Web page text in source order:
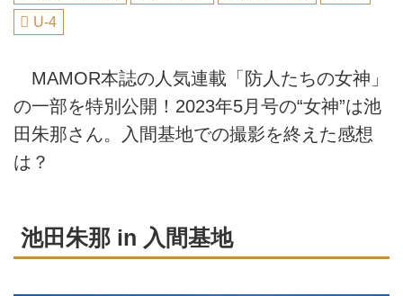
U-4
MAMOR本誌の人気連載「防人たちの女神」
の一部を特別公開！2023年5月号の“女神”は池
田朱那さん。入間基地での撮影を終えた感想
は？
池田朱那 in 入間基地